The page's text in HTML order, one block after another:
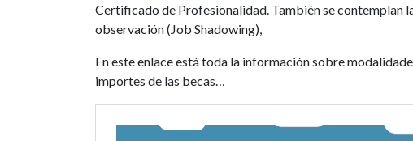
Certificado de Profesionalidad. También se contemplan
observación (Job Shadowing),
En este enlace está toda la información sobre
importes de las becas…